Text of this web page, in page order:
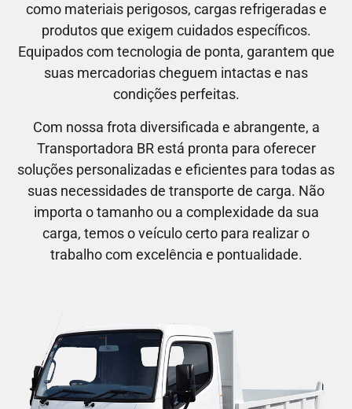
como materiais perigosos, cargas refrigeradas e
produtos que exigem cuidados específicos.
Equipados com tecnologia de ponta, garantem que
suas mercadorias cheguem intactas e nas
condições perfeitas.
Com nossa frota diversificada e abrangente, a
Transportadora BR está pronta para oferecer
soluções personalizadas e eficientes para todas as
suas necessidades de transporte de carga. Não
importa o tamanho ou a complexidade da sua
carga, temos o veículo certo para realizar o
trabalho com excelência e pontualidade.